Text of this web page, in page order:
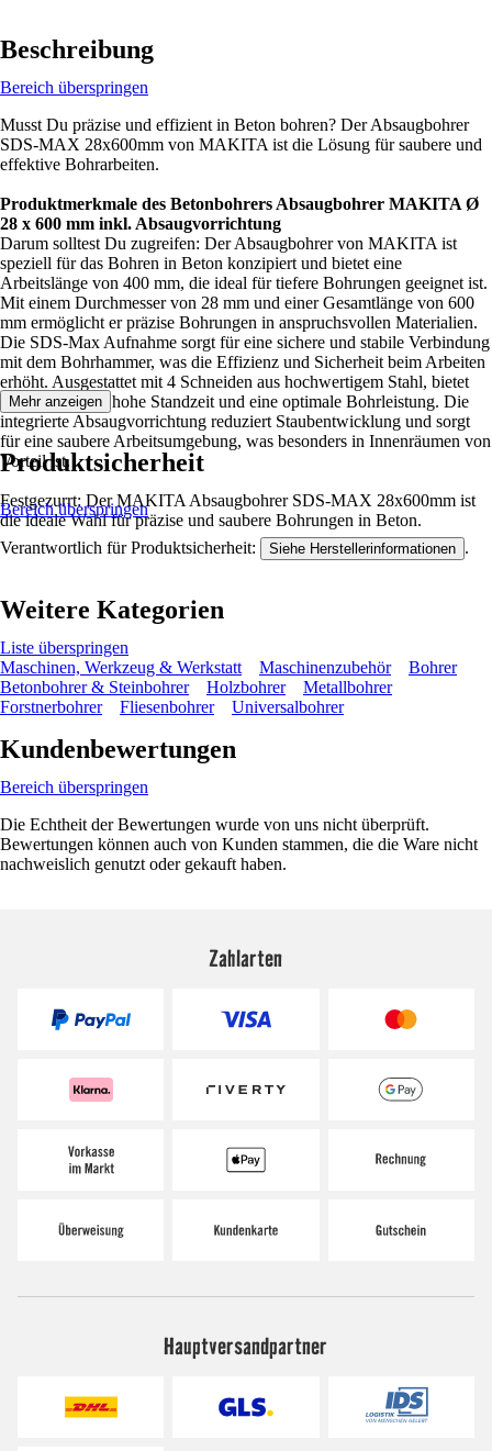
Beschreibung
Bereich überspringen
Musst Du präzise und effizient in Beton bohren? Der Absaugbohrer
SDS-MAX 28x600mm von MAKITA ist die Lösung für saubere und
effektive Bohrarbeiten.
Produktmerkmale des Betonbohrers Absaugbohrer MAKITA Ø
28 x 600 mm inkl. Absaugvorrichtung
Darum solltest Du zugreifen: Der Absaugbohrer von MAKITA ist
speziell für das Bohren in Beton konzipiert und bietet eine
Arbeitslänge von 400 mm, die ideal für tiefere Bohrungen geeignet ist.
Mit einem Durchmesser von 28 mm und einer Gesamtlänge von 600
mm ermöglicht er präzise Bohrungen in anspruchsvollen Materialien.
Die SDS-Max Aufnahme sorgt für eine sichere und stabile Verbindung
mit dem Bohrhammer, was die Effizienz und Sicherheit beim Arbeiten
erhöht. Ausgestattet mit 4 Schneiden aus hochwertigem Stahl, bietet
der Bohrer eine hohe Standzeit und eine optimale Bohrleistung. Die
integrierte Absaugvorrichtung reduziert Staubentwicklung und sorgt
für eine saubere Arbeitsumgebung, was besonders in Innenräumen von
Vorteil ist.
Festgezurrt: Der MAKITA Absaugbohrer SDS-MAX 28x600mm ist
die ideale Wahl für präzise und saubere Bohrungen in Beton.
Mehr anzeigen
Produktsicherheit
Bereich überspringen
Verantwortlich für Produktsicherheit: Siehe Herstellerinformationen .
Weitere Kategorien
Liste überspringen
Maschinen, Werkzeug & Werkstatt
Maschinenzubehör
Bohrer
Betonbohrer & Steinbohrer
Holzbohrer
Metallbohrer
Forstnerbohrer
Fliesenbohrer Universalbohrer
Kundenbewertungen
Bereich überspringen
Die Echtheit der Bewertungen wurde von uns nicht überprüft.
Bewertungen können auch von Kunden stammen, die die Ware nicht
nachweislich genutzt oder gekauft haben.
Zahlarten
Hauptversandpartner